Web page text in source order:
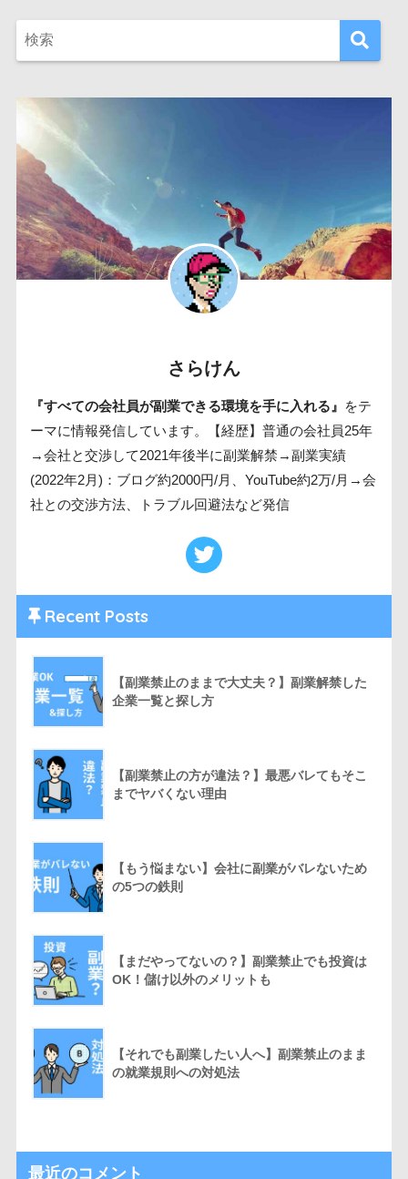
さらけん
『すべての会社員が副業できる環境を手に入れる』
をテ
ーマに情報発信しています。【経歴】普通の会社員25年
→会社と交渉して2021年後半に副業解禁→副業実績
(2022年2月)：ブログ約2000円/月、YouTube約2万/月→会
社との交渉方法、トラブル回避法など発信
Recent Posts
【副業禁止のままで大丈夫？】副業解禁した
企業一覧と探し方
【副業禁止の方が違法？】最悪バレてもそこ
までヤバくない理由
【もう悩まない】会社に副業がバレないため
の5つの鉄則
【まだやってないの？】副業禁止でも投資は
OK！儲け以外のメリットも
【それでも副業したい人へ】副業禁止のまま
の就業規則への対処法
最近のコメント